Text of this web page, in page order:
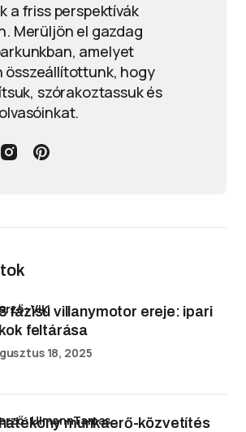
a friss perspektívák
Merüljön el gazdag
amelyet
összeállítottunk, hogy
szórakoztassuk és
fázisú villanymotor ereje: ipari
feltárása
Viki
18, 2025
munkaerő-közvetítés
UlmannTamas